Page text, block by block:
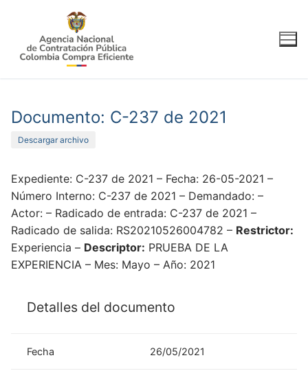
contenido
Documento: C-237 de 2021
Descargar archivo
Expediente: C-237 de 2021 – Fecha: 26-05-2021 –
Número Interno: C-237 de 2021 – Demandado: –
Actor: – Radicado de entrada: C-237 de 2021 –
Radicado de salida: RS20210526004782 – Restrictor:
Experiencia – Descriptor: PRUEBA DE LA
EXPERIENCIA – Mes: Mayo – Año: 2021
Detalles del documento
Fecha 26/05/2021